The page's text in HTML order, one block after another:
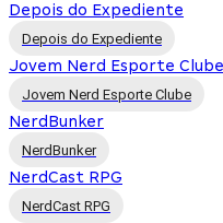
Depois do Expediente
Depois do Expediente
Jovem Nerd Esporte Clube
Jovem Nerd Esporte Clube
NerdBunker
NerdBunker
NerdCast RPG
NerdCast RPG